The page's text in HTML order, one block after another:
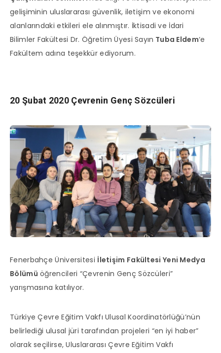
gelişiminin uluslararası güvenlik, iletişim ve ekonomi
alanlarındaki etkileri ele alınmıştır. İktisadi ve İdari
Bilimler Fakültesi Dr. Öğretim Üyesi Sayın Tuba Eldem‘e
Fakültem adına teşekkür ediyorum.
20 Şubat 2020 Çevrenin Genç Sözcüleri
Fenerbahçe Üniversitesi İletişim Fakültesi Yeni Medya
Bölümü öğrencileri “Çevrenin Genç Sözcüleri”
yarışmasına katılıyor.
Türkiye Çevre Eğitim Vakfı Ulusal Koordinatörlüğü’nün
belirlediği ulusal jüri tarafından projeleri “en iyi haber”
olarak seçilirse, Uluslararası Çevre Eğitim Vakfı